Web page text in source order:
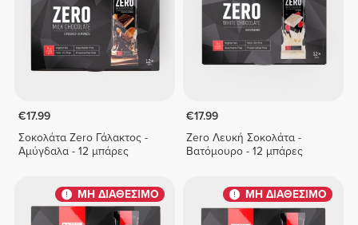
€17.99
Σοκολάτα Zero Γάλακτος -
Αμύγδαλα - 12 μπάρες
€17.99
Zero Λευκή Σοκολάτα -
Βατόμουρο - 12 μπάρες
ΜΗ ΔΙΑΘΕΣΙΜΟ ΜΗ ΔΙΑΘΕΣΙΜΟ